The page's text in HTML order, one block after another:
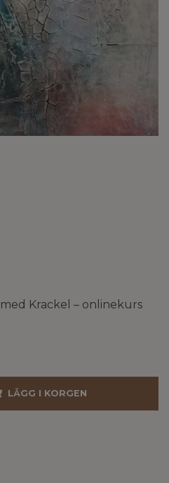
Krackel – onlinekurs
LÄGG I KORGEN